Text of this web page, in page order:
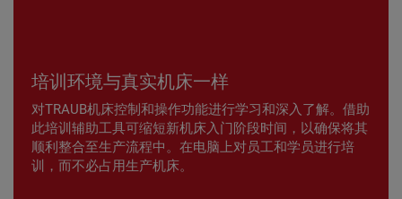
培训环境与真实机床一样
对TRAUB机床控制和操作功能进行学习和深入了解。借助
此培训辅助工具可缩短新机床入门阶段时间，以确保将其
顺利整合至生产流程中。在电脑上对员工和学员进行培
训，而不必占用生产机床。